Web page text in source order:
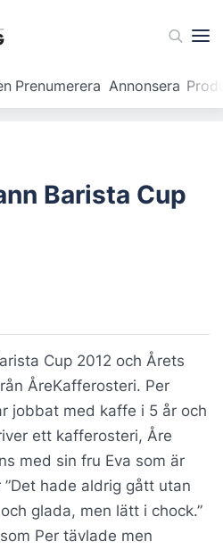
Prenumerera Annonsera
Barista Cup
Cup 2012 och Årets
ÅreKafferosteri. Per
jobbat med kaffe i 5 år och
ett kafferosteri, Åre
med sin fru Eva som är
hade aldrig gått utan
glada, men lätt i chock.”
Per tävlade men